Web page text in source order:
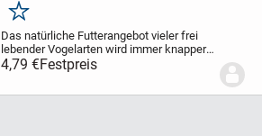
Merken
Das natürliche Futterangebot vieler frei
lebender Vogelarten wird immer knapper,
besonders in den Städten. Versorgen Sie
Ihre gefiederten Gäste mit den geschälten
4,79 €Festpreis